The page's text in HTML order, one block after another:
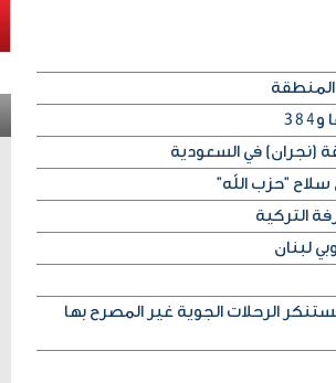
المنطقة
(نجران) في السعودية
سلاح "حزب الله"
التركية
لبنان
الرحلات الجوية غير المصرح بها